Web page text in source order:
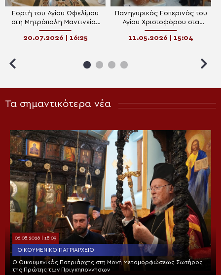
Εορτή του Αγίου Ωφελίμου
στη Μητρόπολη Μαντινείας
και Κυνουρίας
20.07.2026 | 16:25
Πανηγυρικός Εσπερινός του
Αγίου Χριστοφόρου στα
Κελλιά Πεδιάδος
11.05.2026 | 15:04
Τα σημαντικότερα νέα
06.08.2026 | 18:09
ΟΙΚΟΥΜΕΝΙΚΌ ΠΑΤΡΙΑΡΧΕΊΟ
Ο Οικουμενικός Πατριάρχης στη Μονή Μεταμορφώσεως Σωτήρος
της Πρώτης των Πριγκηποννήσων